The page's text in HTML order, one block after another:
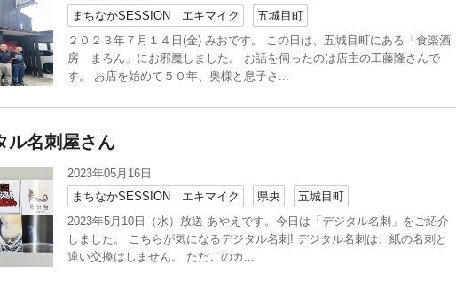
まちなかSESSION エキマイク
五城目町
２０２３年７月１４日(金) みおです。 この日は、五城目町にある「食楽酒
房 まろん」にお邪魔しました。 お話を伺ったのは店主の工藤隆さんで
す。 お店を始めて５０年、奥様と息子さ...
ル名刺屋さん
2023年05月16日
まちなかSESSION エキマイク
県央
五城目町
2023年5月10日（水）放送 あやえです。今日は「デジタル名刺」をご紹介
しました。 こちらが気になるデジタル名刺! デジタル名刺は、紙の名刺と
違い交換はしません。 ただこのカ...